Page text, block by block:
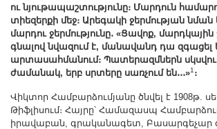
Publications in Press
Notices
Anniversaries
Universities
News
Scientific Results
ու նյութապաշտությունը։ Մարդուն
տիեզերքի մեջ։ Արեգակի ջերմության նման
մարդու ջերմությունը․ «Ցավոք, մարդկային
գնալով նվազում է, մանավանդ դա զգացել
արտասահմանում։ Պատերազմներն
ժամանակ, երբ սրտերը սառչում են․․․»1 ։
Վիկտոր Համբարձումյանը ծնվել է 1908թ.
Թիֆլիսում։ Հայրը՝ Համազասպ
իրավաբան, գրականագետ, Բասարգեչար